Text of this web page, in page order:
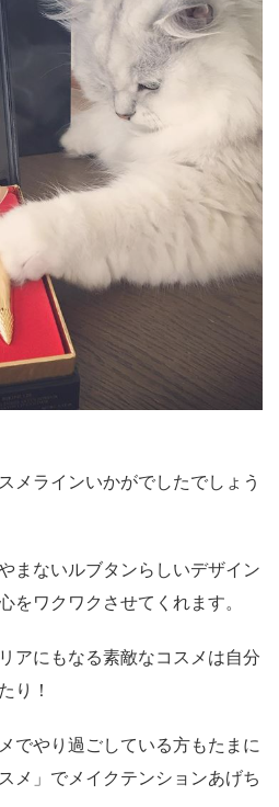
メラインいかがでしたでしょう
まないルブタンらしいデザイン
をワクワクさせてくれます。
アにもなる素敵なコスメは自分
り！
でやり過ごしている方もたまに
メ」でメイクテンションあげち